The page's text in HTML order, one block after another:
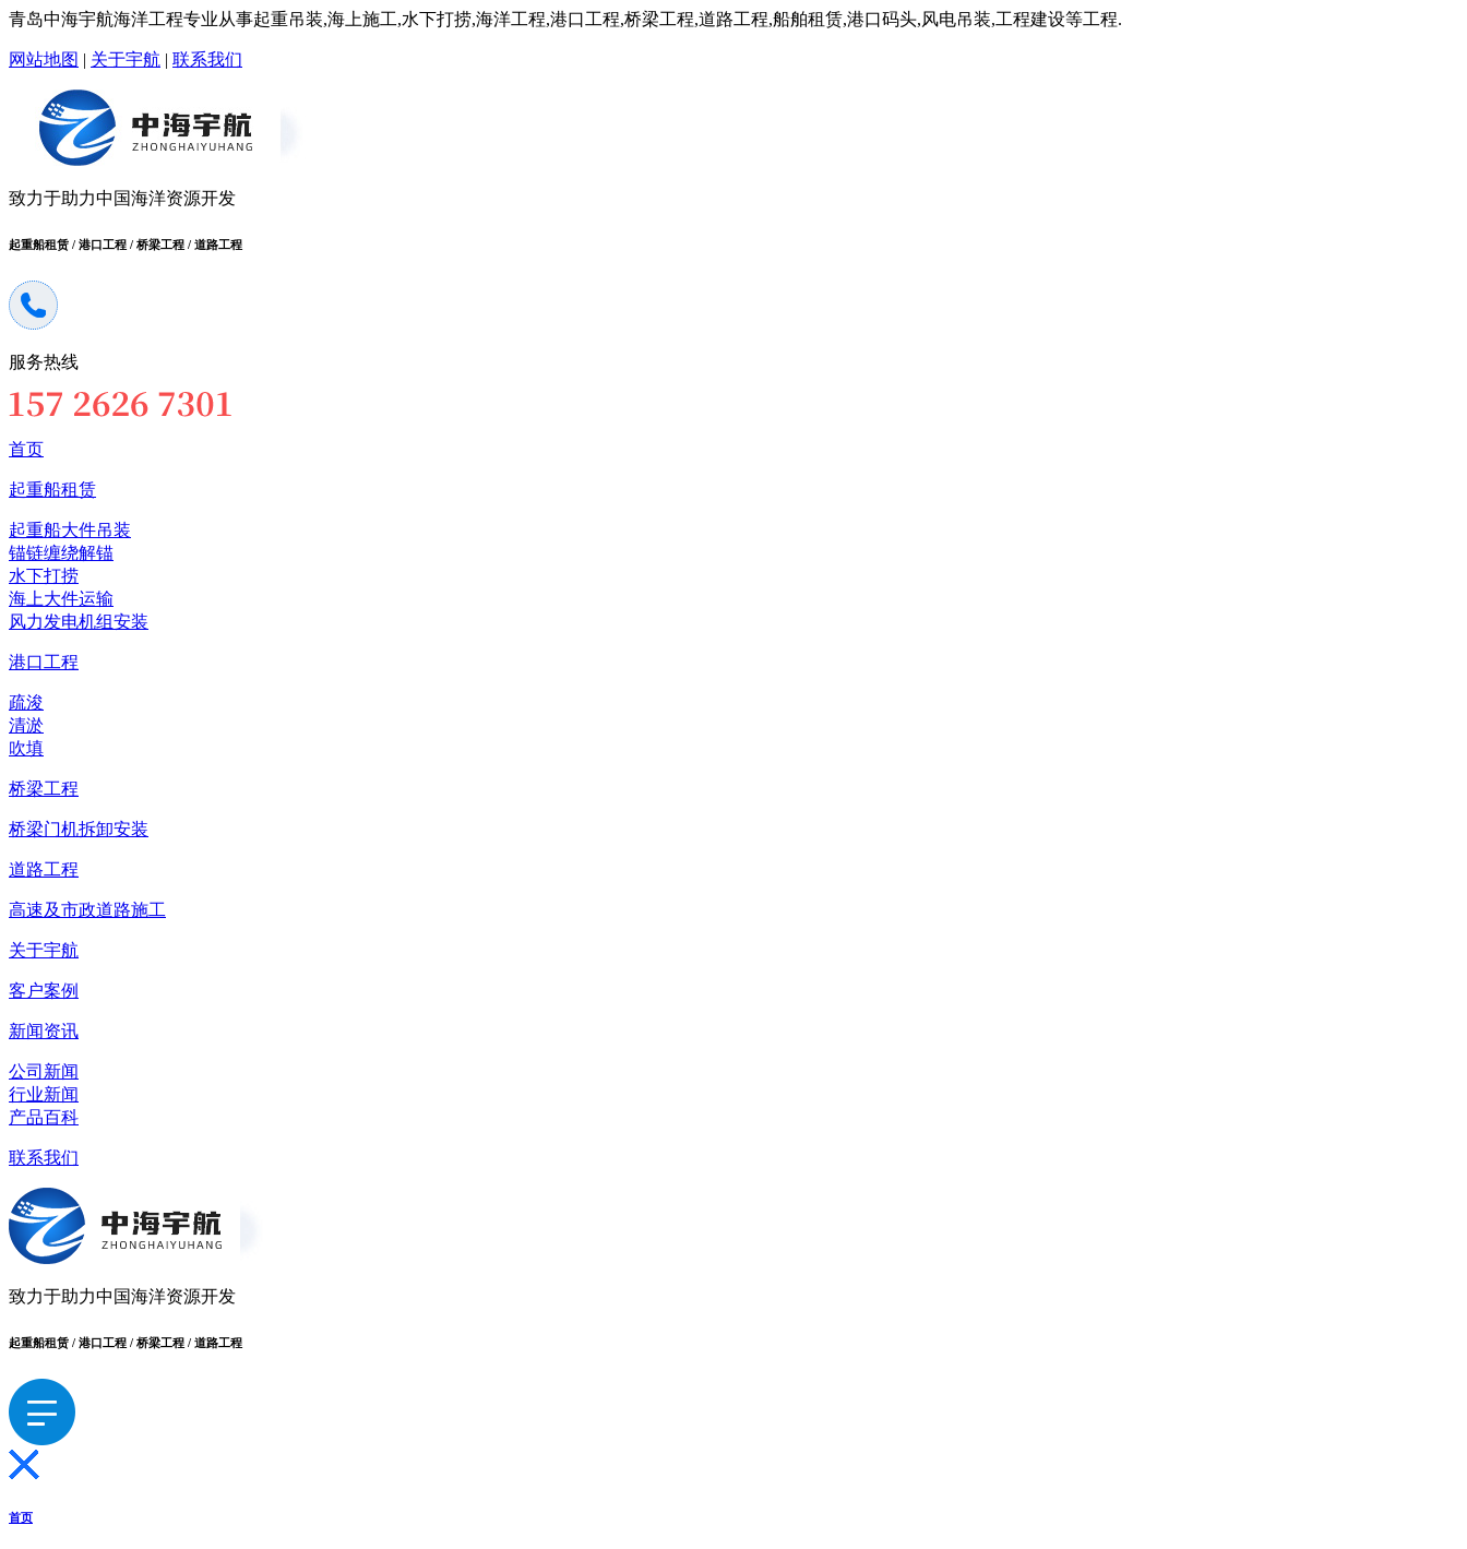
青岛中海宇航海洋工程专业从事起重吊装,海上施工,水下打捞,海洋工程,港口工程,桥梁工程,道路工程,船舶租赁,港口码头,风电吊装,工程建设等工程.
网站地图 | 关于宇航 | 联系我们
致力于助力中国海洋资源开发
起重船租赁 / 港口工程 / 桥梁工程 / 道路工程
服务热线
首页
起重船租赁
起重船大件吊装
锚链缠绕解锚
水下打捞
海上大件运输
风力发电机组安装
港口工程
疏浚
清淤
吹填
桥梁工程
桥梁门机拆卸安装
道路工程
高速及市政道路施工
关于宇航
客户案例
新闻资讯
公司新闻
行业新闻
产品百科
联系我们
致力于助力中国海洋资源开发
起重船租赁 / 港口工程 / 桥梁工程 / 道路工程
首页